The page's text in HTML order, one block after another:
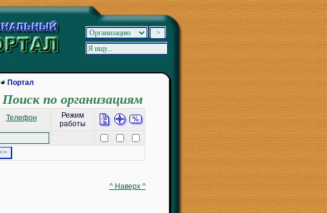
Портал
Поиск по организациям
Телефон
Режим
работы
^ Наверх ^